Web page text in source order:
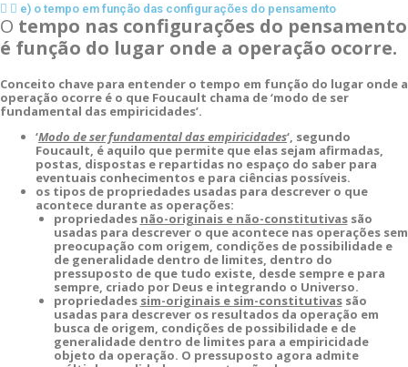
e) o tempo em função das configurações do pensamento
O tempo nas configurações do pensamento
é função do lugar onde a operação ocorre.
Conceito chave para entender o tempo em função do lugar onde a
operação ocorre é o que Foucault chama de ‘modo de ser
fundamental das empiricidades’.
‘Modo de ser fundamental das empiricidades‘, segundo
Foucault, é aquilo que permite que elas sejam afirmadas,
postas, dispostas e repartidas no espaço do saber para
eventuais conhecimentos e para ciências possíveis.
os tipos de propriedades usadas para descrever o que
acontece durante as operações:
propriedades não-originais e não-constitutivassão
usadas para descrever o que acontece nas operações sem
preocupação com origem, condições de possibilidade e
de generalidade dentro de limites, dentro do
pressuposto de que tudo existe, desde sempre e para
sempre, criado por Deus e integrando o Universo.
propriedades sim-originais e sim-constitutivassão
usadas para descrever os resultados da operação em
busca de origem, condições de possibilidade e de
generalidade dentro de limites para a empiricidade
objeto da operação. O pressuposto agora admite